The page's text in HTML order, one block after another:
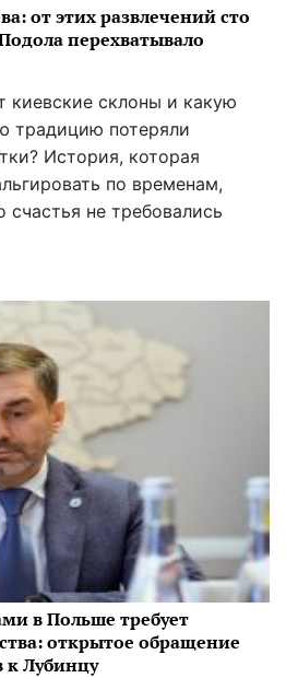
от этих развлечений сто
перехватывало
киевские склоны и какую
традицию потеряли
История, которая
по временам,
счастья не требовались
в Польше требует
открытое обращение
к Лубинцу